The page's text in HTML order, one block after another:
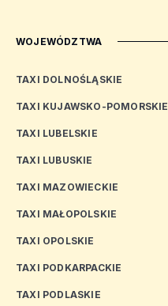
WOJEWÓDZTWA
TAXI DOLNOŚLĄSKIE
TAXI KUJAWSKO-POMORSKIE
TAXI LUBELSKIE
TAXI LUBUSKIE
TAXI MAZOWIECKIE
TAXI MAŁOPOLSKIE
TAXI OPOLSKIE
TAXI PODKARPACKIE
TAXI PODLASKIE